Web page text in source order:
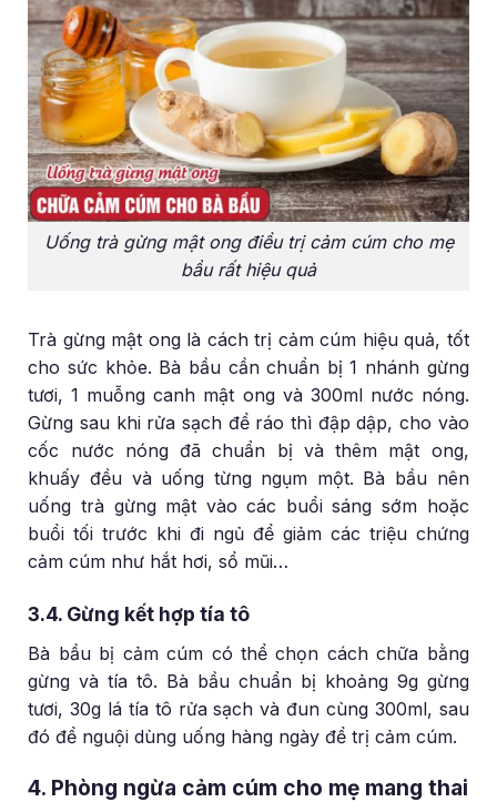
Uống trà gừng mật ong điều trị cảm cúm cho mẹ
bầu rất hiệu quả
Trà gừng mật ong là cách trị cảm cúm hiệu quả, tốt
cho sức khỏe. Bà bầu cần chuẩn bị 1 nhánh gừng
tươi, 1 muỗng canh mật ong và 300ml nước nóng.
Gừng sau khi rửa sạch để ráo thì đập dập, cho vào
cốc nước nóng đã chuẩn bị và thêm mật ong,
khuấy đều và uống từng ngụm một. Bà bầu nên
uống trà gừng mật vào các buổi sáng sớm hoặc
buổi tối trước khi đi ngủ để giảm các triệu chứng
cảm cúm như hắt hơi, sổ mũi…
3.4. Gừng kết hợp tía tô
Bà bầu bị cảm cúm có thể chọn cách chữa bằng
gừng và tía tô. Bà bầu chuẩn bị khoảng 9g gừng
tươi, 30g lá tía tô rửa sạch và đun cùng 300ml, sau
đó để nguội dùng uống hàng ngày để trị cảm cúm.
4. Phòng ngừa cảm cúm cho mẹ mang thai